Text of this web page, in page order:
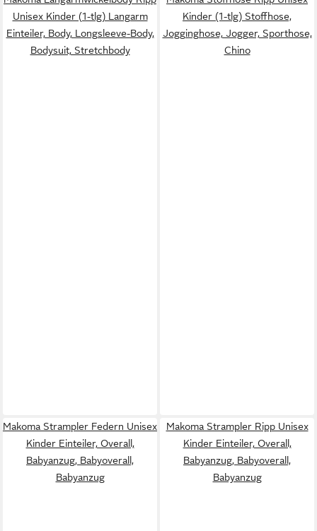
Unisex Kinder (1-tlg) Langarm
Einteiler, Body, Longsleeve-Body,
Bodysuit, Stretchbody
Kinder (1-tlg) Stoffhose,
Jogginghose, Jogger, Sporthose,
Chino
Makoma Strampler Federn Unisex
Kinder Einteiler, Overall,
Babyanzug, Babyoverall,
Babyanzug
Makoma Strampler Ripp Unisex
Kinder Einteiler, Overall,
Babyanzug, Babyoverall,
Babyanzug